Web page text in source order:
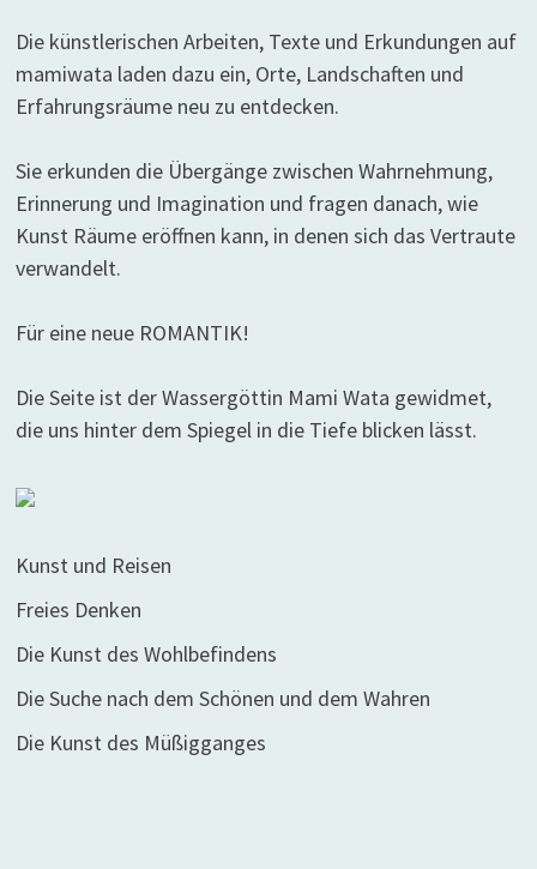
Die künstlerischen Arbeiten, Texte und Erkundungen auf
mamiwata laden dazu ein, Orte, Landschaften und
Erfahrungsräume neu zu entdecken.
Sie erkunden die Übergänge zwischen Wahrnehmung,
Erinnerung und Imagination und fragen danach, wie
Kunst Räume eröffnen kann, in denen sich das Vertraute
verwandelt.
Für eine neue ROMANTIK!
Die Seite ist der Wassergöttin Mami Wata gewidmet,
die uns hinter dem Spiegel in die Tiefe blicken lässt.
Kunst und Reisen
Freies Denken
Die Kunst des Wohlbefindens
Die Suche nach dem Schönen und dem Wahren
Die Kunst des Müßigganges